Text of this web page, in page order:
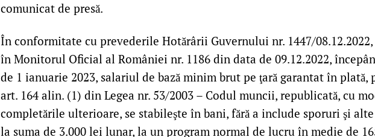
comunicat de presă.
În conformitate cu prevederile Hotărârii Guvernului nr. 1447/
în Monitorul Oficial al României nr. 1186 din data de 09.12.2022,
de 1 ianuarie 2023, salariul de bază minim brut pe ţară garantat în plată,
art. 164 alin. (1) din Legea nr. 53/2003 – Codul muncii, republicată, cu
completările ulterioare, se stabileşte în bani, fără a include sporuri şi
la suma de 3.000 lei lunar, la un program normal de lucru în medie de